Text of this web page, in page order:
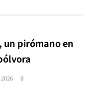
un pirómano en
2026 0